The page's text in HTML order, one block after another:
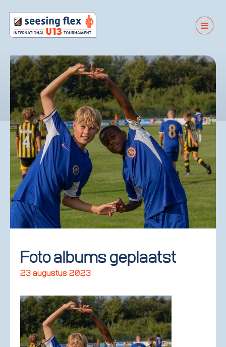
Foto albums geplaatst
23 augustus 2023